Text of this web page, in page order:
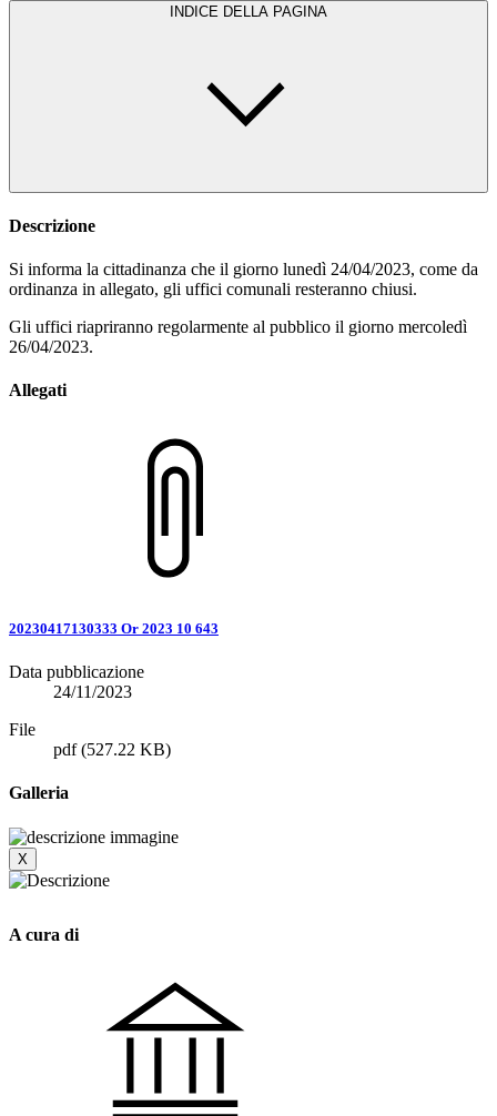
INDICE DELLA PAGINA
Descrizione
Si informa la cittadinanza che il giorno lunedì 24/04/2023, come da
ordinanza in allegato, gli uffici comunali resteranno chiusi.
Gli uffici riapriranno regolarmente al pubblico il giorno mercoledì
26/04/2023.
Allegati
20230417130333 Or 2023 10 643
Data pubblicazione
24/11/2023
File
pdf(527.22 KB)
Galleria
X
A cura di